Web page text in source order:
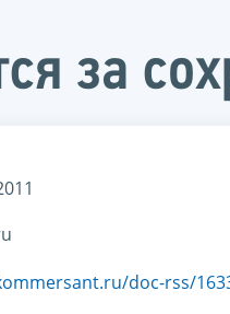
за
doc-rss/